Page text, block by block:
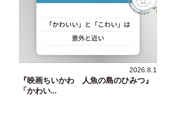
2026.8.1
『映画ちいかわ 人魚の島のひみつ』
「かわい...